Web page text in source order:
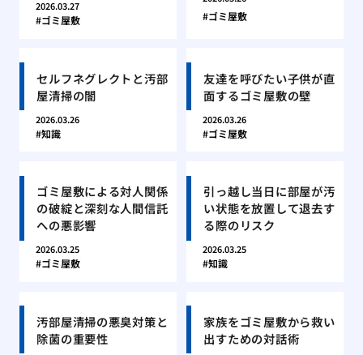
2026.03.27
ゴミ屋敷 ゴミ屋敷
セルフネグレクトと汚部
屋清掃の闇
2026.03.26
知識
友達を呼びたい子供が直
面するゴミ屋敷の壁
2026.03.26
ゴミ屋敷
ゴミ屋敷による対人関係
の破綻と深刻な人間信託
への悪影響
2026.03.25
ゴミ屋敷
引っ越し当日に部屋が汚
い状態を放置して退去す
る際のリスク
2026.03.25
知識
汚部屋清掃の悪臭対策と
除菌の重要性
家族をゴミ屋敷から救い
出すための対話術